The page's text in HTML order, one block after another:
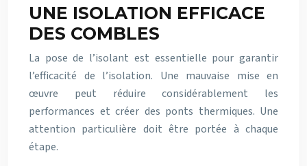
UNE ISOLATION EFFICACE
DES COMBLES
La pose de l’isolant est essentielle pour garantir
l’efficacité de l’isolation. Une mauvaise mise en
œuvre peut réduire considérablement les
performances et créer des ponts thermiques. Une
attention particulière doit être portée à chaque
étape.